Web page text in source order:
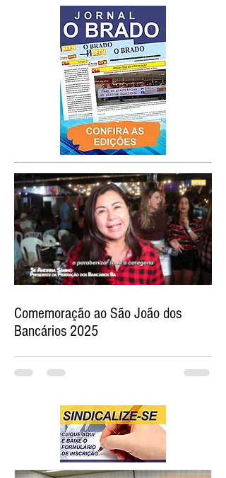
Comemoração ao São João dos
Bancários 2025